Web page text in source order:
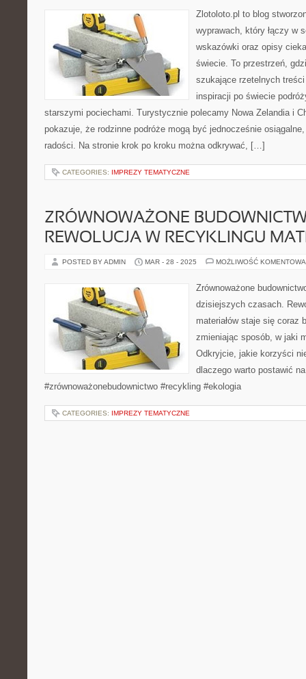
Zlotoloto.pl to blog
wyprawach, który łączy w
wskazówki oraz opisy
świecie. To przestrzeń,
szukające rzetelnych treści
inspiracji po świecie
starszymi pociechami. Turystycznie polecamy Nowa Zelandia i
pokazuje, że rodzinne podróże mogą być jednocześnie osiągalne,
radości. Na stronie krok po kroku można odkrywać, […]
CATEGORIES: IMPREZY TEMATYCZNE
ZRÓWNOWAŻONE
REWOLUCJA W RECYKLINGU
POSTED BY ADMIN MAR - 28 - 2025 MOŻLIWOŚĆ
Zrównoważone
dzisiejszych czasach.
materiałów staje się coraz
zmieniając sposób, w jaki
Odkryjcie, jakie korzyści
dlaczego warto postawić
#zrównoważonebudownictwo #recykling #ekologia
CATEGORIES: IMPREZY TEMATYCZNE